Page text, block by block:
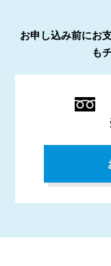
お申し込み前にお
も